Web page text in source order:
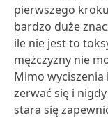
pierwszego
bardzo duże
ile nie jest to
mężczyzny nie
Mimo
zerwać się i
stara się